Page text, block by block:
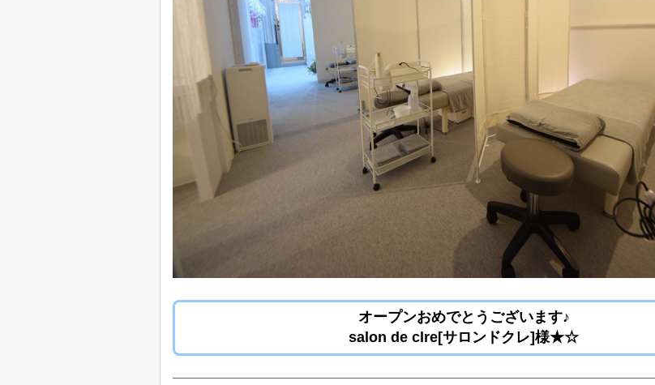
オープンおめでとうございます♪
salon de clre[サロンドクレ]様★☆